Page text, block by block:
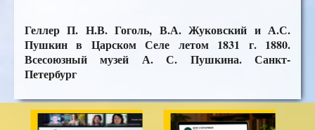
Геллер П. Н.В. Гоголь, В.А. Жуковский и А.С.
Пушкин в Царском Селе летом 1831 г. 1880.
Всесоюзный музей А. С. Пушкина. Санкт-
Петербург